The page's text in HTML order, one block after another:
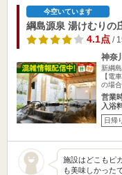
今空いています
綱島源泉 湯けむりの
4.1点/
神奈
新綱
【電
の場
営業
入浴
日帰
施設はどこもピ
も美味しかった